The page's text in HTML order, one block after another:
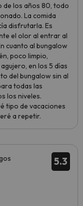
de los años 80, todo
La comida
disfrutarla. Es
el olor al entrar al
cuanto al bungalow
poco limpio,
en los 5 días
del bungalow sin al
todas las
los niveles.
tipo de vacaciones
a repetir.
5.3